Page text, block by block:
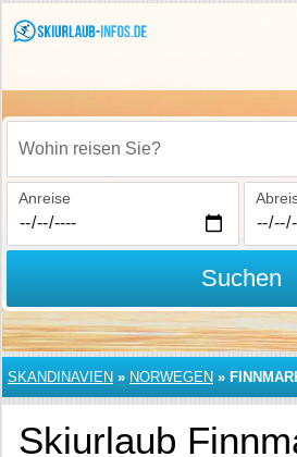
Wohin reisen Sie?
Anreise
Suchen
SKANDINAVIEN » NORWEGEN »
Skiurlaub